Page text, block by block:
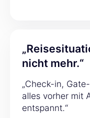
nicht mehr.“
„Check-in,
alles vorher mit
entspannt.“